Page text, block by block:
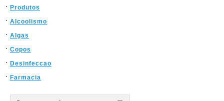
Produtos
Alcoolismo
Algas
Copos
Desinfeccao
Farmacia